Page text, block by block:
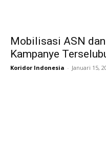
Mobilisasi ASN
Kampanye
Koridor Indonesia - Januari 15,